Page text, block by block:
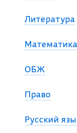
Литература
Математика
ОБЖ
Право
Русский